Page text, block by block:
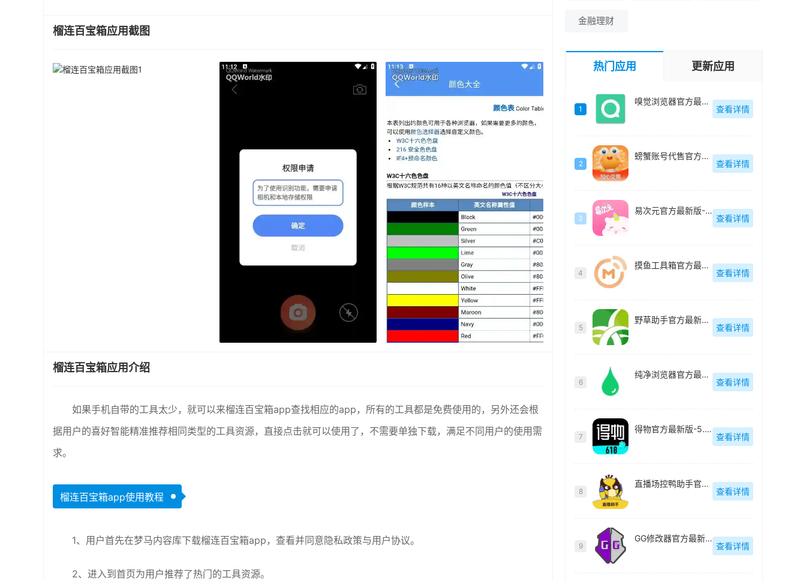
榴连百宝箱应用截图
榴连百宝箱应用介绍
如果手机自带的工具太少，就可以来榴连百宝箱app查找相应的app，所有的工具都是免费使用的，另外还会根
据用户的喜好智能精准推荐相同类型的工具资源，直接点击就可以使用了，不需要单独下载，满足不同用户的使用需
求。
榴连百宝箱app使用教程
1、用户首先在梦马内容库下载榴连百宝箱app，查看并同意隐私政策与用户协议。
2、进入到首页为用户推荐了热门的工具资源。
金融理财
热门应用 更新应用
1
嗅觉浏览器官方最新版-v6.81
查看详情
2
螃蟹账号代售官方最新版-v6.3.1
查看详情
3
易次元官方最新版-4.8.10
查看详情
4
摸鱼工具箱官方最新版-v2.2
查看详情
5
野草助手官方最新版-v2.2.7
查看详情
6
纯净浏览器官方最新版-v5.1.8
查看详情
7
得物官方最新版-5.69.1
查看详情
8
直播场控鸭助手官方最新版-v1.0
查看详情
9
GG修改器官方最新版-101.1.0
查看详情